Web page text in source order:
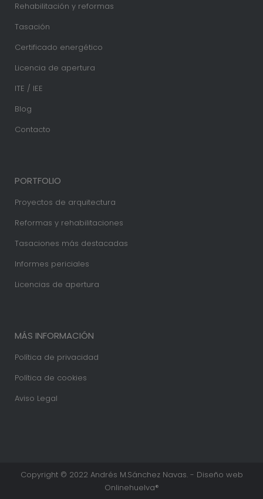
Rehabilitación y reformas
Tasación
Certificado energético
Licencia de apertura
ITE / IEE
Blog
Contacto
PORTFOLIO
Proyectos de arquitectura
Reformas y rehabilitaciones
Tasaciones más destacadas
Informes periciales
Licencias de apertura
MÁS INFORMACIÓN
Política de privacidad
Política de cookies
Aviso Legal
Copyright © 2022 Andrés M.Sánchez Navas. - Diseño web
Onlinehuelva®